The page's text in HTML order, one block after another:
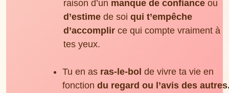
raison d’un manque de confiance ou
d’estime de soi qui t’empêche
d’accomplir ce qui compte vraiment à
tes yeux.
Tu en as ras-le-bol de vivre ta vie en
fonction du regard ou l’avis des